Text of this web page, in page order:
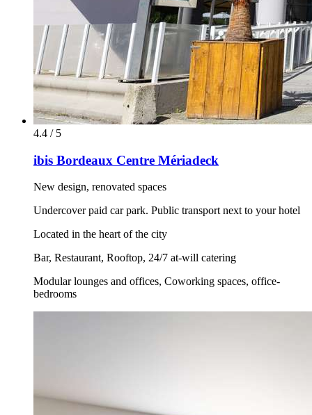
4.4 / 5
ibis Bordeaux Centre Mériadeck
New design, renovated spaces
Undercover paid car park. Public transport next to your hotel
Located in the heart of the city
Bar, Restaurant, Rooftop, 24/7 at-will catering
Modular lounges and offices, Coworking spaces, office-
bedrooms